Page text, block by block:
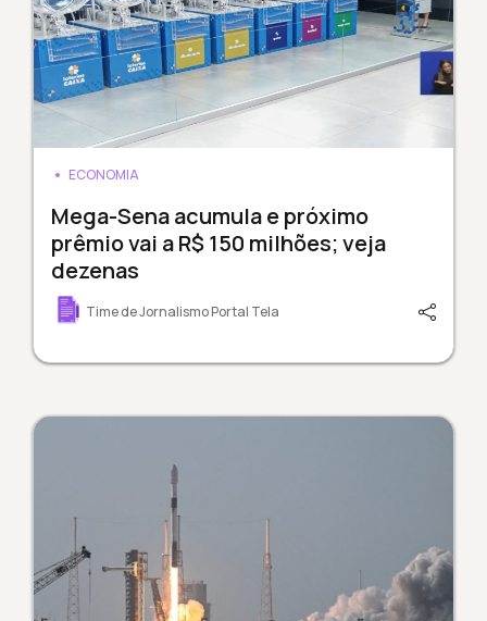
ECONOMIA
Mega-Sena acumula e próximo
prêmio vai a R$ 150 milhões; veja
dezenas
Time de Jornalismo Portal Tela